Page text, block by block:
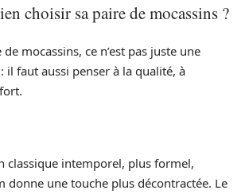
choisir sa paire de mocassins ?
mocassins, ce n’est pas juste une
il faut aussi penser à la qualité, à
classique intemporel, plus formel,
donne une touche plus décontractée. Le